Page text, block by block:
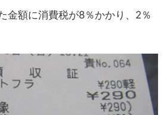
金額に消費税が8％かかり、2％